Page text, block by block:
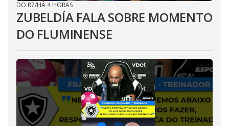
DO R7/HÁ 4 HORAS
ZUBELDÍA FALA SOBRE MOMENTO
DO FLUMINENSE